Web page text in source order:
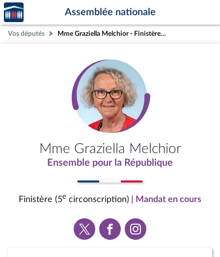
Aller au contenu
Aller en bas de la page
Accèder
à la
page
d'accueil
Assemblée nationale
Vos députés Mme Graziella Melchior - Finistère (5e circonscription)
Mme Graziella Melchior
Ensemble pour la République
Finistère (5e circonscription) | Mandat en cours
Voir
la
Voir
la
Voir
la